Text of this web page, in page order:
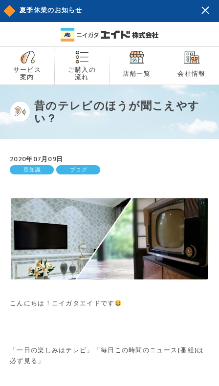
夏季休業のお知らせ
サービス
案内
ご購入の
流れ
店舗一覧 会社情報
昔のテレビのほうが聞こえやす
い？
2020年07月09日
豆知識 ブログ
こんにちは！ニイガタエイドです
「一日の楽しみはテレビ」「毎日この時間のニュース(番組)は
必ず見る」